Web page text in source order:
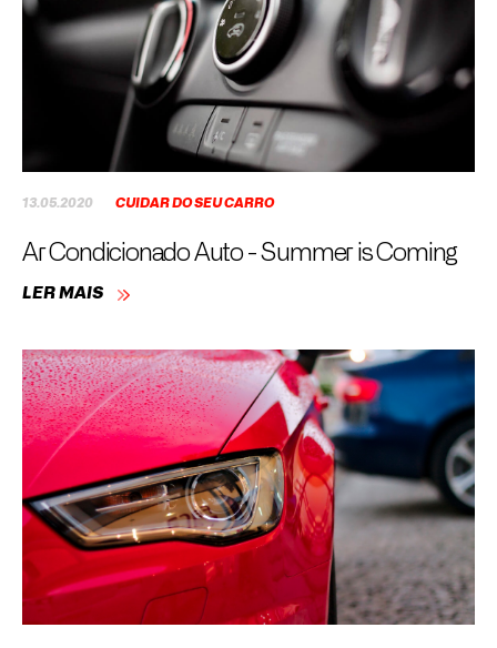
13.05.2020 CUIDAR DO SEU CARRO
Ar Condicionado Auto - Summer is Coming
LER MAIS